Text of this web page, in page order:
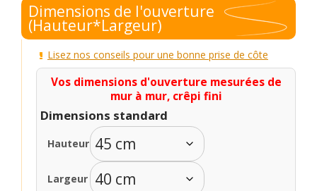
Dimensions de l'ouverture
(Hauteur*Largeur)
Lisez nos conseils pour une bonne prise de côte
Vos dimensions d'ouverture mesurées de
mur à mur, crêpi fini
Dimensions standard
Hauteur
Largeur